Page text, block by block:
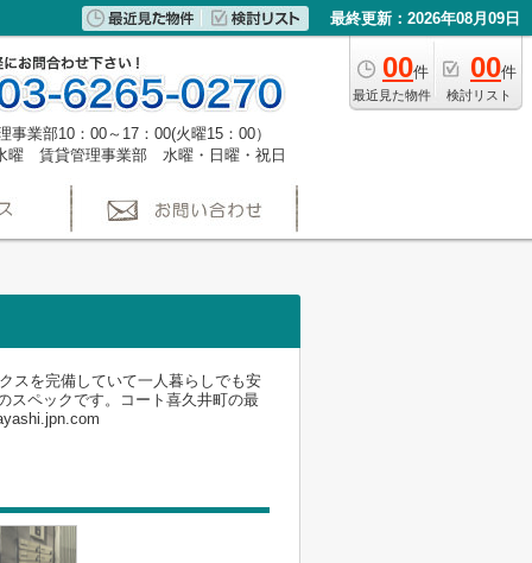
最終更新：2026年08月09日
00件
最近見た物件
00件
検討リスト
事業部10：00～17：00(火曜15：00）
曜 賃貸管理事業部 水曜・日曜・祝日
スを完備していて一人暮らしでも安
スペックです。コート喜久井町の最